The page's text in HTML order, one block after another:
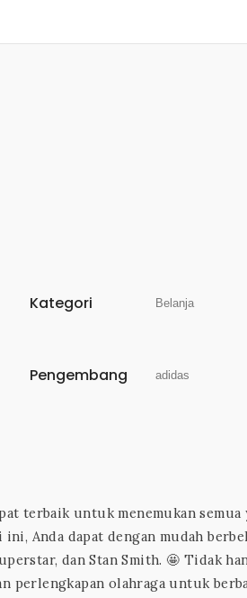
Kategori Belanja
Pengembang adidas
terbaik untuk menemukan
Anda dapat dengan mudah
dan Stan Smith. 🤩 Tidak
perlengkapan olahraga untuk